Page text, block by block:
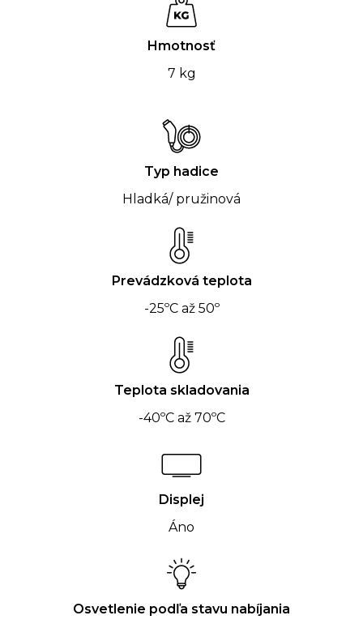
Hmotnosť
7 kg
Typ hadice
Hladká/ pružinová
Prevádzková teplota
-25ºC až 50º
Teplota skladovania
-40ºC až 70ºC
Displej
Áno
Osvetlenie podľa stavu nabíjania